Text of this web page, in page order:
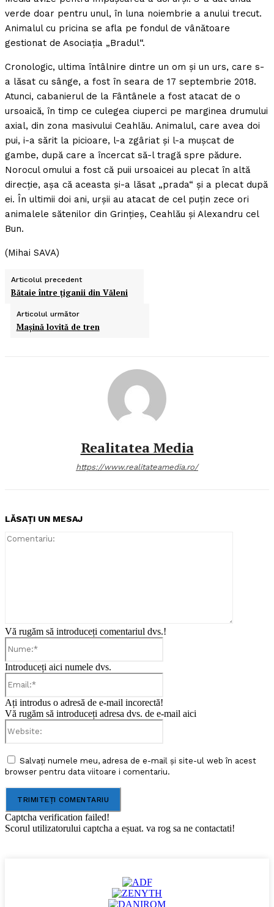
verde doar pentru unul, în luna noiembrie a anului trecut.
Animalul cu pricina se afla pe fondul de vânătoare
gestionat de Asociaţia „Bradul“.
Cronologic, ultima întâlnire dintre un om şi un urs, care s-
a lăsat cu sânge, a fost în seara de 17 septembrie 2018.
Atunci, cabanierul de la Fântânele a fost atacat de o
ursoaică, în timp ce culegea ciuperci pe marginea drumului
axial, din zona masivului Ceahlău. Animalul, care avea doi
pui, i-a sărit la picioare, l-a zgâriat şi l-a muşcat de
gambe, după care a încercat să-l tragă spre pădure.
Norocul omului a fost că puii ursoaicei au plecat în altă
direcţie, aşa că aceasta şi-a lăsat „prada“ şi a plecat după
ei. În ultimii doi ani, urşii au atacat de cel puţin zece ori
animalele sătenilor din Grinţieş, Ceahlău şi Alexandru cel
Bun.
(Mihai SAVA)
Articolul precedent
Bătaie între ţiganii din Văleni
Articolul următor
Maşină lovită de tren
Realitatea Media
https://www.realitateamedia.ro/
LĂSAȚI UN MESAJ
Vă rugăm să introduceți comentariul dvs.!
Introduceți aici numele dvs.
Ați introdus o adresă de e-mail incorectă!
Vă rugăm să introduceți adresa dvs. de e-mail aici
Salvați numele meu, adresa de e-mail și site-ul web în acest
browser pentru data viitoare i comentariu.
Captcha verification failed!
Scorul utilizatorului captcha a eșuat. va rog sa ne contactati!